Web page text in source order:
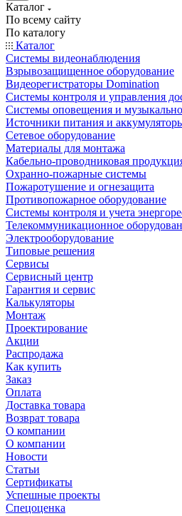
Каталог
По всему сайту
По каталогу
Каталог
Системы видеонаблюдения
Взрывозащищенное оборудование
Видеорегистраторы Domination
Системы контроля и управления
Системы оповещения и
Источники питания и
Сетевое оборудование
Материалы для монтажа
Кабельно-проводниковая
Охранно-пожарные системы
Пожаротушение и огнезащита
Противопожарное оборудование
Системы контроля и учета
Телекоммуникационное
Электрооборудование
Типовые решения
Сервисы
Сервисный центр
Гарантия и сервис
Калькуляторы
Монтаж
Проектирование
Акции
Распродажа
Как купить
Заказ
Оплата
Доставка товара
Возврат товара
О компании
О компании
Новости
Статьи
Сертификаты
Успешные проекты
Спецоценка